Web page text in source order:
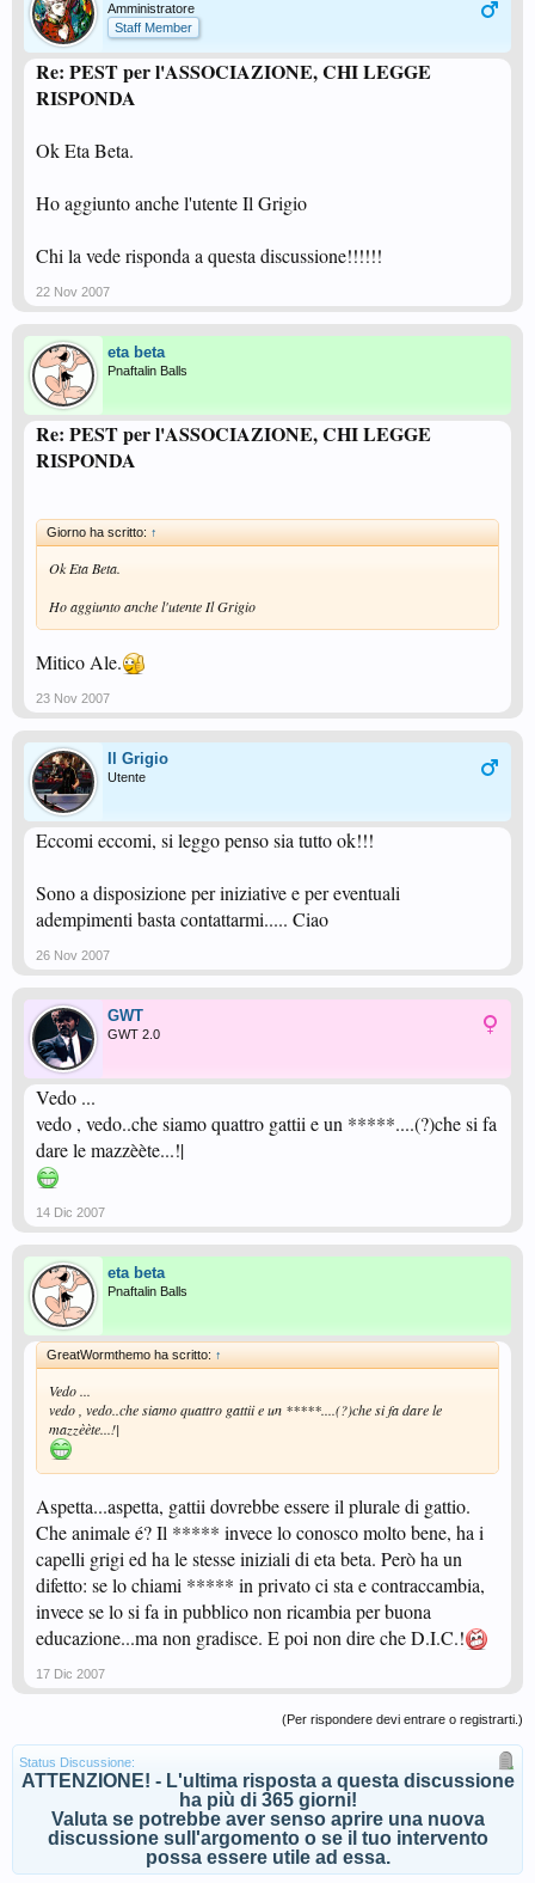
Amministratore
Staff Member
Re: PEST per l'ASSOCIAZIONE, CHI LEGGE
RISPONDA
Ok Eta Beta.
Ho aggiunto anche l'utente Il Grigio
Chi la vede risponda a questa discussione!!!!!!
22 Nov 2007
eta beta
Pnaftalin Balls
Re: PEST per l'ASSOCIAZIONE, CHI LEGGE
RISPONDA
Giorno ha scritto: ↑
Ok Eta Beta.
Ho aggiunto anche l'utente Il Grigio
Mitico Ale.
23 Nov 2007
Il Grigio
Utente
Eccomi eccomi, si leggo penso sia tutto ok!!!
Sono a disposizione per iniziative e per eventuali
adempimenti basta contattarmi..... Ciao
26 Nov 2007
GWT
GWT 2.0
Vedo ...
vedo , vedo..che siamo quattro gattii e un *****....(?)che si fa
dare le mazzèète...!|
14 Dic 2007
eta beta
Pnaftalin Balls
GreatWormthemo ha scritto: ↑
Vedo ...
vedo , vedo..che siamo quattro gattii e un *****....(?)che si fa dare le
mazzèète...!|
Aspetta...aspetta, gattii dovrebbe essere il plurale di gattio.
Che animale é? Il ***** invece lo conosco molto bene, ha i
capelli grigi ed ha le stesse iniziali di eta beta. Però ha un
difetto: se lo chiami ***** in privato ci sta e contraccambia,
invece se lo si fa in pubblico non ricambia per buona
educazione...ma non gradisce. E poi non dire che D.I.C.!
17 Dic 2007
(Per rispondere devi entrare o registrarti.)
Status Discussione:
ATTENZIONE! - L'ultima risposta a questa discussione
ha più di 365 giorni!
Valuta se potrebbe aver senso aprire una nuova
discussione sull'argomento o se il tuo intervento
possa essere utile ad essa.